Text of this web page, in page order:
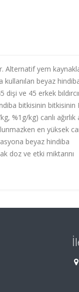
Alternatif yem
kullanılan beyaz
dişi ve 45 erkek
bitkisinin bitkisinin
kg) canlı ağırlık
en yüksek
beyaz hindiba
doz ve etki miktarını